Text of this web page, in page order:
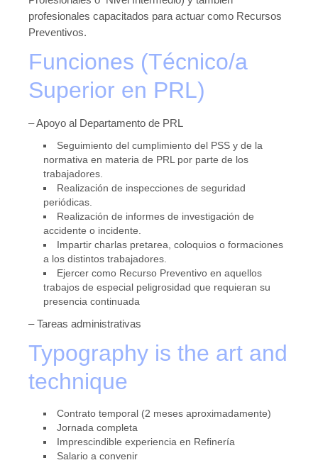
profesionales capacitados para actuar como Recursos
Preventivos.
Funciones (Técnico/a
Superior en PRL)
– Apoyo al Departamento de PRL
Seguimiento del cumplimiento del PSS y de la
normativa en materia de PRL por parte de los
trabajadores.
Realización de inspecciones de seguridad
periódicas.
Realización de informes de investigación de
accidente o incidente.
Impartir charlas pretarea, coloquios o formaciones
a los distintos trabajadores.
Ejercer como Recurso Preventivo en aquellos
trabajos de especial peligrosidad que requieran su
presencia continuada
– Tareas administrativas
Typography is the art and
technique
Contrato temporal (2 meses aproximadamente)
Jornada completa
Imprescindible experiencia en Refinería
Salario a convenir